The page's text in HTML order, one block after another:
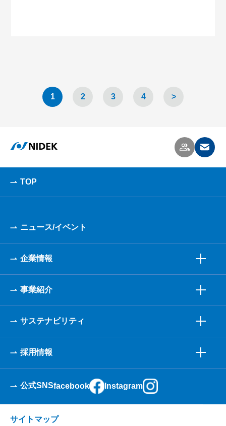
1 2 3 4 >
TOP
ニュース/イベント
企業情報
事業紹介
サステナビリティ
採用情報
公式SNSfacebook Instagram
サイトマップ